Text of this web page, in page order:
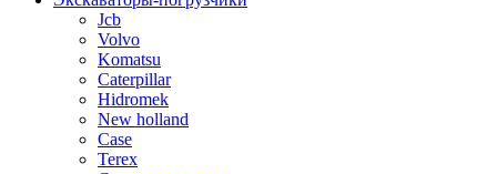
Jcb
Volvo
Komatsu
Caterpillar
Hidromek
New holland
Case
Terex